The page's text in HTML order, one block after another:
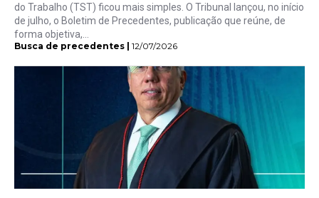
do Trabalho (TST) ficou mais simples. O Tribunal lançou, no início
de julho, o Boletim de Precedentes, publicação que reúne, de
forma objetiva,...
Busca de precedentes | 12/07/2026